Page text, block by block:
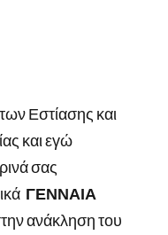
Εστίασης και
και εγώ
σας
ΓΕΝΝΑΙΑ
ανάκληση του